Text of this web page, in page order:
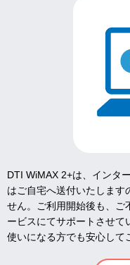
DTI WiMAX 2+は、インタ
はご自宅へ送付いたします
せん。ご利用開始後も、ご
ービスにてサポートさせて
使いになる方でも安心して